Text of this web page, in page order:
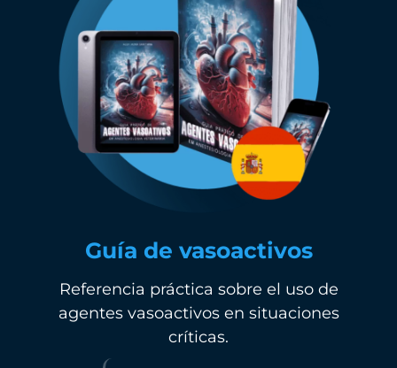
Guía de vasoactivos
Referencia práctica sobre el uso de
agentes vasoactivos en situaciones
críticas.